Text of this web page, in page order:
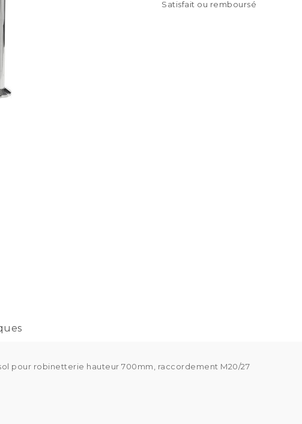
Satisfait ou remboursé
pour robinetterie hauteur 700mm, raccordement M20/27